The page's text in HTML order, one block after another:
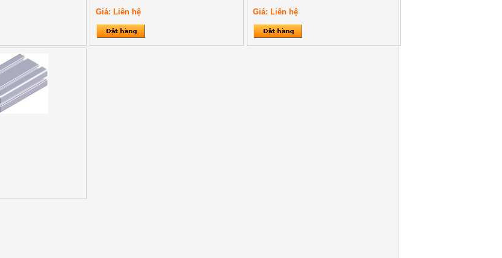
Giá: Liên hệ Giá: Liên hệ